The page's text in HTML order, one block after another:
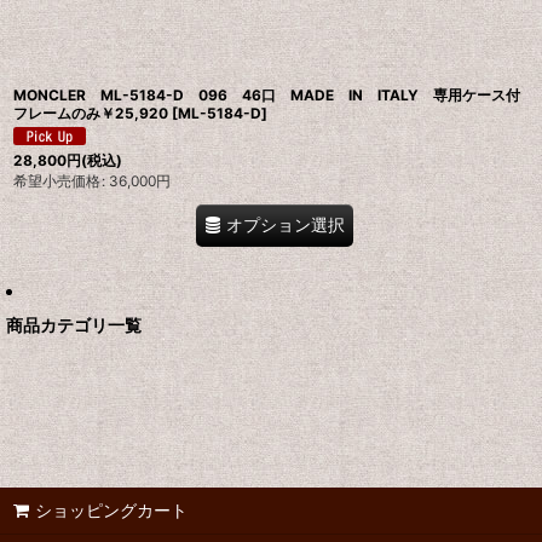
MONCLER ML-5184-D 096 46口 MADE IN ITALY 専用ケース付
フレームのみ￥25,920 [ML-5184-D]
28,800円(税込)
希望小売価格: 36,000円
オプション選択
商品カテゴリ一覧
ショッピングカート